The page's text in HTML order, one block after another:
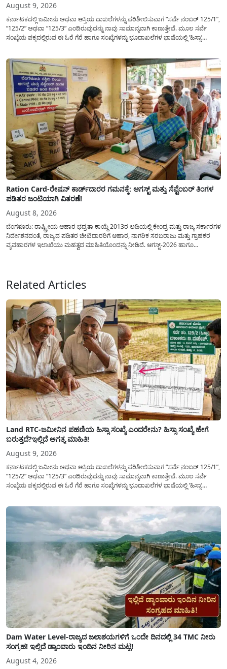
August 9, 2026
ಕರ್ನಾಟಕದಲ್ಲಿ ಜಮೀನು ಅಥವಾ ಆಸ್ತಿಯ ದಾಖಲೆಗಳನ್ನು ಪರಿಶೀಲಿಸುವಾಗ “ಸರ್ವೆ ನಂಬರ್ 125/1”,
“125/2” ಅಥವಾ “125/3” ಎಂದಿರುವುದನ್ನು ನಾವು ಸಾಮಾನ್ಯ​ವಾಗಿ ಕಾಣುತ್ತೇವೆ. ಮೂಲ ಸರ್ವೆ
ಸಂಖ್ಯೆಯ ಪಕ್ಕದಲ್ಲಿರುವ ಈ ಓರೆ ಗೆರೆ ಹಾಗೂ ಸಂಖ್ಯೆಗಳನ್ನು ಭೂದಾಖಲೆಗಳ ಭಾಷೆಯಲ್ಲಿ ‘ಹಿಸ್ಸಾ’
Ration Card-ರೇಷನ್ ಕಾರ್ಡ್‍ದಾರರ ಗಮನಕ್ಕೆ: ಆಗಸ್ಟ್ ಮತ್ತು ಸೆಪ್ಟೆಂಬರ್ ತಿಂಗಳ
ಪಡಿತರ ಜಂಟಿಯಾಗಿ ವಿತರಣೆ!
August 8, 2026
ಬೆಂಗಳೂರು: ರಾಷ್ಟ್ರೀಯ ಆಹಾರ ಭದ್ರತಾ ಕಾಯ್ದೆ 2013ರ ಅಡಿಯಲ್ಲಿ ಕೇಂದ್ರ ಮತ್ತು ರಾಜ್ಯ ಸರ್ಕಾರಗಳ
ನಿರ್ದೇಶನದಂತೆ, ರಾಜ್ಯದ ಪಡಿತರ ಚೀಟಿದಾರರಿಗೆ ಆಹಾರ, ನಾಗರಿಕ ಸರಬರಾಜು ಮತ್ತು ಗ್ರಾಹಕರ
ವ್ಯವಹಾರಗಳ ಇಲಾಖೆಯು ಮಹತ್ವದ ಮಾಹಿತಿಯೊಂದನ್ನು ನೀಡಿದೆ. ಆಗಸ್ಟ್-2026 ಹಾಗೂ
Related Articles
Land RTC-ಜಮೀನಿನ ಪಹಣಿಯ ಹಿಸ್ಸಾ ಸಂಖ್ಯೆ ಎಂದರೇನು? ಹಿಸ್ಸಾ ಸಂಖ್ಯೆ ಹೇಗೆ
ಬರುತ್ತದೆ?ಇಲ್ಲಿದೆ ಅಗತ್ಯ ಮಾಹಿತಿ!
August 9, 2026
ಕರ್ನಾಟಕದಲ್ಲಿ ಜಮೀನು ಅಥವಾ ಆಸ್ತಿಯ ದಾಖಲೆಗಳನ್ನು ಪರಿಶೀಲಿಸುವಾಗ “ಸರ್ವೆ ನಂಬರ್ 125/1”,
“125/2” ಅಥವಾ “125/3” ಎಂದಿರುವುದನ್ನು ನಾವು ಸಾಮಾನ್ಯ​ವಾಗಿ ಕಾಣುತ್ತೇವೆ. ಮೂಲ ಸರ್ವೆ
ಸಂಖ್ಯೆಯ ಪಕ್ಕದಲ್ಲಿರುವ ಈ ಓರೆ ಗೆರೆ ಹಾಗೂ ಸಂಖ್ಯೆಗಳನ್ನು ಭೂದಾಖಲೆಗಳ ಭಾಷೆಯಲ್ಲಿ ‘ಹಿಸ್ಸಾ’
Dam Water Level-ರಾಜ್ಯದ ಜಲಾಶಯಗಳಿಗೆ ಒಂದೇ ದಿನದಲ್ಲಿ 34 TMC ನೀರು
ಸಂಗ್ರಹ! ಇಲ್ಲಿದೆ ಡ್ಯಾಂವಾರು ಇಂದಿನ ನೀರಿನ ಮಟ್ಟ!
August 4, 2026